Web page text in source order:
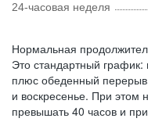
24-часовая неделя
Нормальная
Это стандартный
плюс обеденный
и воскресенье. При этом
превышать 40 часов и